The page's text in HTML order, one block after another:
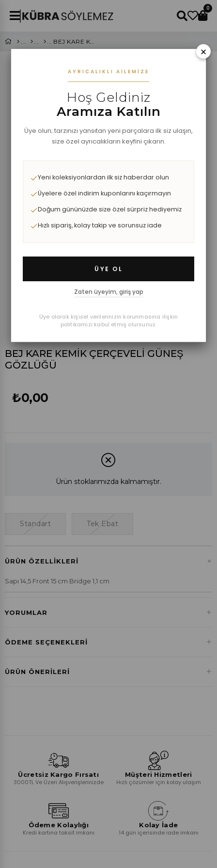
0
BEJ KARE KEMİK ÇERÇEVELİ GÜNEŞ GÖZLÜĞÜ
BEJ KARE KEMİK ÇERÇEVELİ GÜNEŞ
GÖZLÜĞÜ
₺0,00
Ürün stoklarımızda kalmamıştır.
Standart Tek Ebat
ÜRÜN ÖZELLIKLERI +
Sapı 14,5 Front 15 cm Bridge 1,1 cm
YORUMLAR +
ÖDEME SEÇENEKLERI +
Havale ile Ödeme
ÜRÜN ÖNERILERI +
Ücretsiz Kargo Fırsatı
3000TL Ve Üzeri Alışverişlerinizde
Müşteri Hizmetleri
Hızlı çözümler için kolay ulaşım
Ödeme Kolaylığı
Kredi kartına taksit imkanı
Kolay İade
14 gün içerisinde iade imkanı
×
AYRICALIKLI AILEMIZE
Hoş Geldiniz
Aramıza Katılın
Üye olun; tarzınızı yansıtan yeni parçalara ilk siz ulaşın,
size özel ayrıcalıkların keyfini çıkarın.
Yeni koleksiyonlardan ilk siz haberdar olun
Üyelere özel indirim kuponlarını kaçırmayın
Doğum gününüzde size özel sürpriz hediyemiz
Hızlı sipariş, kolay takip ve sorunsuz iade
ÜYE OL
Zaten üyeyim, giriş yap
Üye olarak kişisel verilerinizin korunmasına ilişkin
politikamızı kabul etmiş olursunuz.